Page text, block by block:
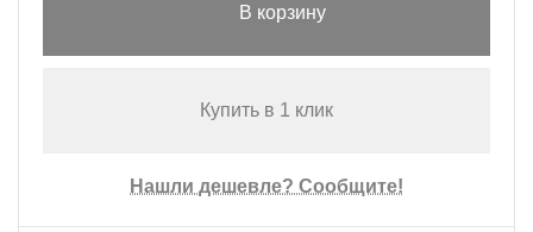
В корзину
Купить в 1 клик
Нашли дешевле? Сообщите!